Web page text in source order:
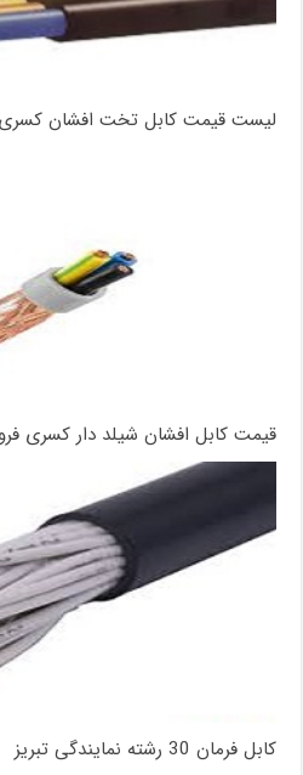
لیست قیمت کابل تخت افشان
قیمت کابل افشان شیلد دار کسری
کابل فرمان 30 رشته نمایندگی تبریز